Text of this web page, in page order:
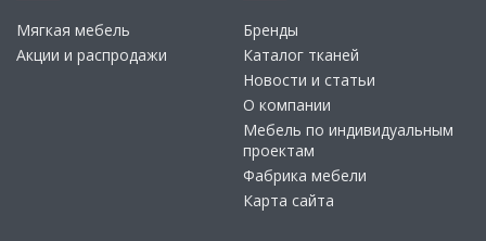
Мягкая мебель
Акции и распродажи
Бренды
Каталог тканей
Новости и статьи
О компании
Мебель по индивидуальным
проектам
Фабрика мебели
Карта сайта